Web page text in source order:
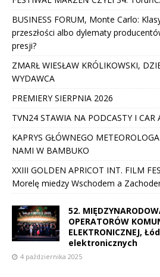
BUSINESS FORUM, Monte Carlo:
przeszłości albo dylematy
presji?
ZMARŁ WIESŁAW KRÓLIKOWSKI,
WYDAWCA
PREMIERY SIERPNIA 2026
TVN24 STAWIA NA PODCASTY I CAR
KAPRYS GŁÓWNEGO
NAMI W BAMBUKO
XXIII GOLDEN APRICOT INT. FILM
Morelę miedzy Wschodem a
52.
OPERATORÓW
ELEKTRONICZNEJ,
elektronicznych
4 października 2025